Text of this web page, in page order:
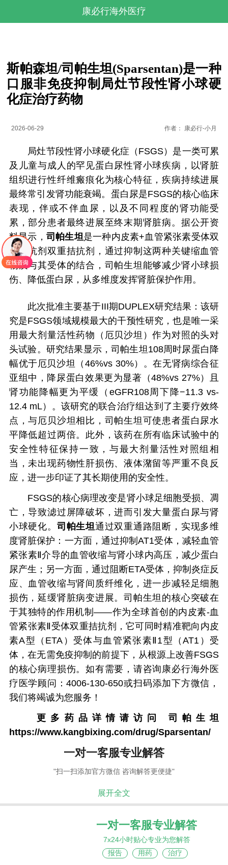
康必行海外医疗
斯帕森坦/司帕生坦(Sparsentan)是一种
口服非免疫抑制局灶节段性肾小球硬
化症治疗药物
2026-06-29 作者： 康必行-小月
局灶节段性肾小球硬化症（FSGS）是一类可累
及儿童与成人的罕见蛋白尿性肾小球疾病，以肾脏
组织进行性纤维瘢痕化为核心特征，疾病持续进展
最终常引发肾功能衰竭。蛋白尿是FSGS的核心临床
表现，伴或不伴血尿，以及不同程度的肾功能受
累，部分患者最终进展至终末期肾脏病。据公开资
料显示， 司帕生坦是一种内皮素+血管紧张素受体双
重拮抗剂双重拮抗剂，通过抑制这两种关键缩血管
物质与其受体的结合，司帕生坦能够减少肾小球损
伤、降低蛋白尿，从多维度发挥肾脏保护作用。
此次批准主要基于III期DUPLEX研究结果：该研
究是FSGS领域规模最大的干预性研究，也是唯一采
用最大剂量活性药物（厄贝沙坦）作为对照的头对
头试验。研究结果显示，司帕生坦108周时尿蛋白降
幅优于厄贝沙坦（46%vs 30%）。在无肾病综合征
亚组中，降尿蛋白效果更为显著（48%vs 27%）且
肾功能降幅更为平缓（eGFR108周下降−11.3 vs-
12.4 mL）。该研究的联合治疗组达到了主要疗效终
点，与厄贝沙坦相比，司帕生坦可使患者蛋白尿水
平降低超过两倍。此外，该药在所有临床试验中的
安全性特征保持一致，与最大剂量活性对照组相
当，未出现药物性肝损伤、液体潴留等严重不良反
应，进一步印证了其长期使用的安全性。
FSGS的核心病理改变是肾小球足细胞受损、凋
亡，导致滤过屏障破坏，进而引发大量蛋白尿与肾
小球硬化。 司帕生坦通过双重通路阻断，实现多维
度肾脏保护：一方面，通过抑制AT1受体，减轻血管
紧张素Ⅱ介导的血管收缩与肾小球内高压，减少蛋白
尿产生；另一方面，通过阻断ETA受体，抑制炎症反
应、血管收缩与肾间质纤维化，进一步减轻足细胞
损伤，延缓肾脏病变进展。司帕生坦的核心突破在
于其独特的作用机制——作为全球首创的内皮素-血
管紧张素Ⅱ受体双重拮抗剂，它可同时精准靶向内皮
素A型（ETA）受体与血管紧张素Ⅱ1型（AT1）受
体，在无需免疫抑制的前提下，从根源上改善FSGS
的核心病理损伤。如有需要，请咨询康必行海外医
疗医学顾问：4006-130-650或扫码添加下方微信，
我们将竭诚为您服务！
更多药品详情请访问 司帕生坦
https://www.kangbixing.com/drug/Sparsentan/
一对一客服专业解答
"扫一扫添加官方微信 咨询解答更便捷"
展开全文
一对一客服专业解答
7x24小时贴心专业为您解答
报告
用药 治疗